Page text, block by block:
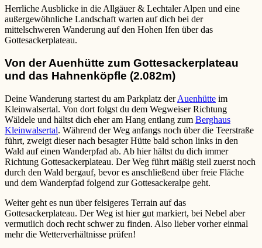
Herrliche Ausblicke in die Allgäuer & Lechtaler Alpen und eine
außergewöhnliche Landschaft warten auf dich bei der
mittelschweren Wanderung auf den Hohen Ifen über das
Gottesackerplateau.
Von der Auenhütte zum Gottesackerplateau
und das Hahnenköpfle (2.082m)
Deine Wanderung startest du am Parkplatz derAuenhütte im
Kleinwalsertal. Von dort folgst du dem Wegweiser Richtung
Wäldele und hältst dich eher am Hang entlang zum Berghaus
Kleinwalsertal. Während der Weg anfangs noch über die Teerstraße
führt, zweigt dieser nach besagter Hütte bald schon links in den
Wald auf einen Wanderpfad ab. Ab hier hältst du dich immer
Richtung Gottesackerplateau. Der Weg führt mäßig steil zuerst noch
durch den Wald bergauf, bevor es anschließend über freie Fläche
und dem Wanderpfad folgend zur Gottesackeralpe geht.
Weiter geht es nun über felsigeres Terrain auf das
Gottesackerplateau. Der Weg ist hier gut markiert, bei Nebel aber
vermutlich doch recht schwer zu finden. Also lieber vorher einmal
mehr die Wetterverhältnisse prüfen!